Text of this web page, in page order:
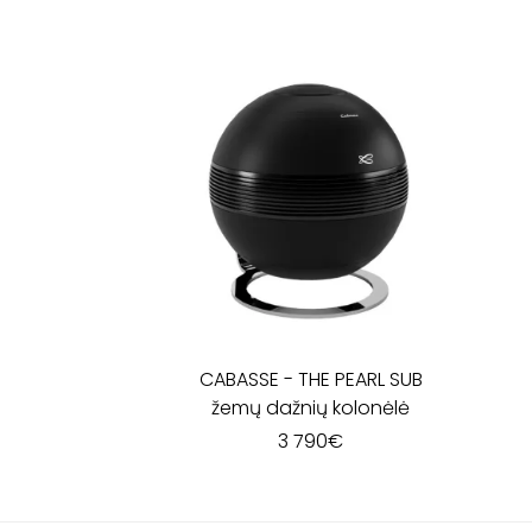
CABASSE - THE PEARL SUB
žemų dažnių kolonėlė
3 790€